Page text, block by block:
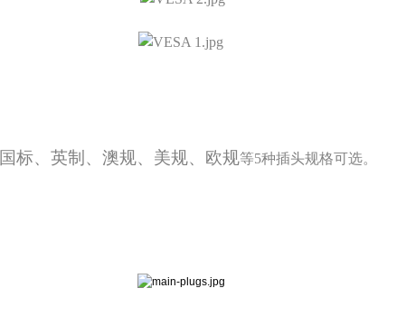
国标、英制、澳规、美规、欧规等5种插头规格可选。